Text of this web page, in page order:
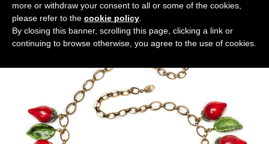
more or withdraw your consent to all or some of the cookies,
please refer to the cookie policy
By closing this banner, scrolling this page, clicking a link or
continuing to browse otherwise, you agree to the use of cookies.